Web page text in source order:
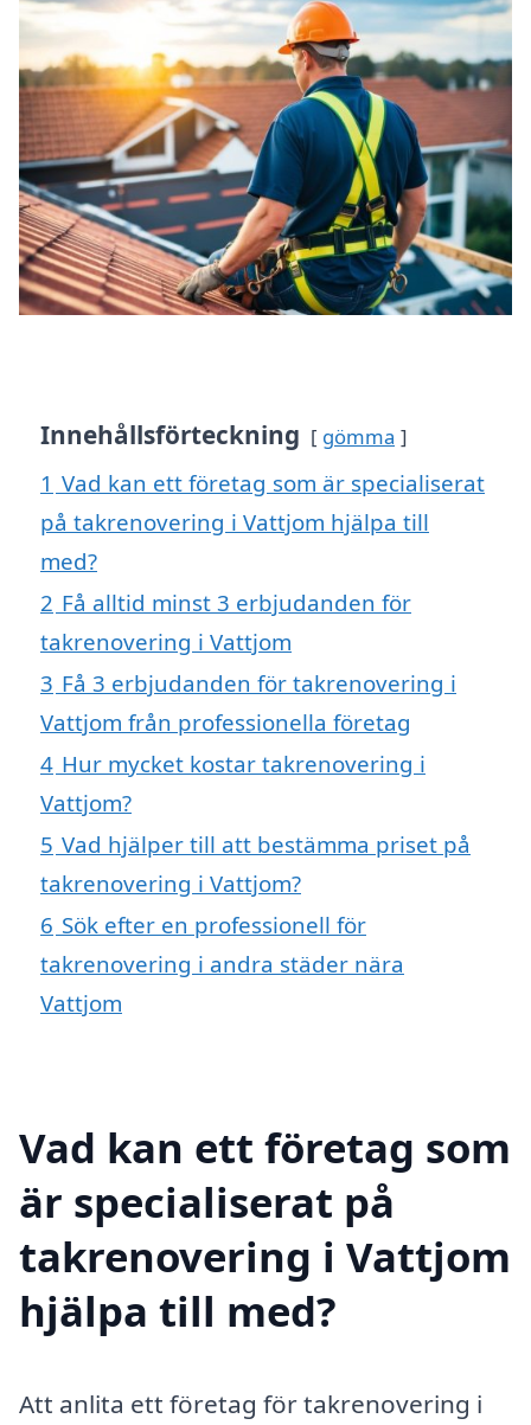
Innehållsförteckning gömma
1 Vad kan ett företag som är specialiserat
på takrenovering i Vattjom hjälpa till
med?
2 Få alltid minst 3 erbjudanden för
takrenovering i Vattjom
3 Få 3 erbjudanden för takrenovering i
Vattjom från professionella företag
4 Hur mycket kostar takrenovering i
Vattjom?
5 Vad hjälper till att bestämma priset på
takrenovering i Vattjom?
6 Sök efter en professionell för
takrenovering i andra städer nära
Vattjom
Vad kan ett företag som
är specialiserat på
takrenovering i Vattjom
hjälpa till med?
Att anlita ett företag för takrenovering i